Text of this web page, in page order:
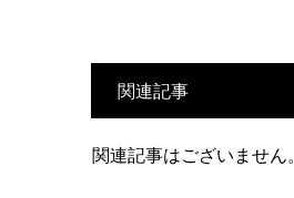
関連記事
関連記事はございません。